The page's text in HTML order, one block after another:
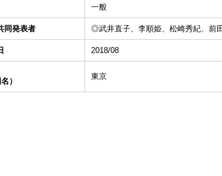
一般
同発表者 ◎武井直子、李順姫、松崎秀紀、前
2018/08
）
東京